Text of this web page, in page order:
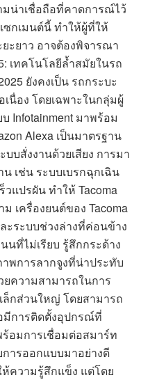
น่าเชื่อถือที่คาดการณ์ไว้
ซกเมนต์นี้ ทำให้ผู้ที่ให้
ยาว อาจต้องพิจารณา
เทคโนโลยีล้ำสมัยในรถ
ยังคงเป็น รถกระบะ
นื่อง โดยเฉพาะในกลุ่มผู้
Infotainment มาพร้อม
Alexa เป็นมาตรฐาน
บสั่งงานด้วยเสียง การมา
เช่น ระบบเบรกฉุกเฉิน
แปรผัน ทำให้ Tacoma
เครื่องยนต์ของ Tacoma
ะระบบช่วงล่างที่ค่อนข้าง
ที่ไม่เรียบ รู้สึกกระด้าง
าพการลากจูงที่น่าประทับ
ยความสามารถในการ
ล็กส่วนใหญ่ โดยสามารถ
มีการติดตั้งอุปกรณ์ที่
ร้อมการเชื่อมต่อสมาร์ท
ารออกแบบมาอย่างดี
ความรู้สึกแข็ง แต่โดย